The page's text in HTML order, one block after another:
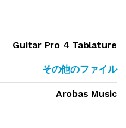
Guitar Pro 4 Tablature
その他のファイル
Arobas Music